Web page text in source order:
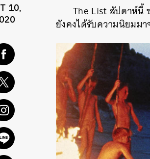
10,
The Listสัปดาห์นี้
ยังคงได้รับความนิยมม